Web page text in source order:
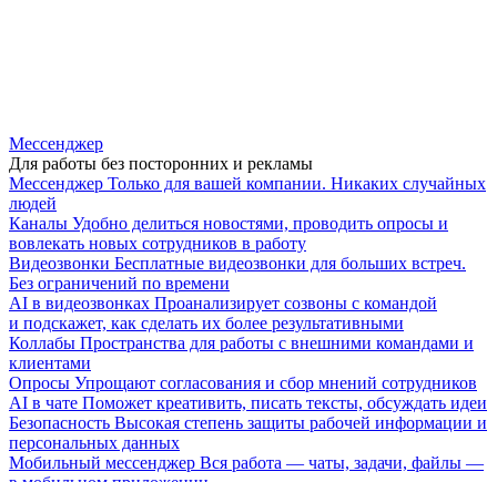
Мессенджер
Для работы без посторонних и рекламы
Мессенджер Только для вашей компании. Никаких случайных
людей
Каналы Удобно делиться новостями, проводить опросы и
вовлекать новых сотрудников в работу
Видеозвонки Бесплатные видеозвонки для больших встреч.
Без ограничений по времени
AI в видеозвонках Проанализирует созвоны с командой
и подскажет, как сделать их более результативными
Коллабы Пространства для работы с внешними командами и
клиентами
Опросы Упрощают согласования и сбор мнений сотрудников
AI в чате Поможет креативить, писать тексты, обсуждать идеи
Безопасность Высокая степень защиты рабочей информации и
персональных данных
Мобильный мессенджер Вся работа — чаты, задачи, файлы —